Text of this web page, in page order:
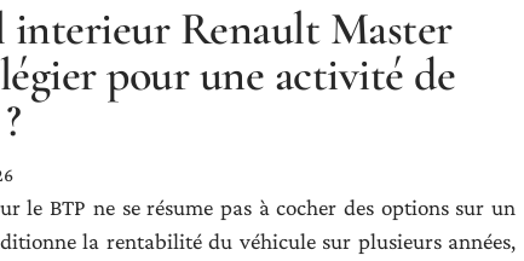
interieur Renault Master
pour une activité de
le BTP ne se résume pas à cocher des options sur un
la rentabilité du véhicule sur plusieurs années,